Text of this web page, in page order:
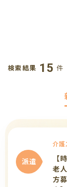
検索結果 15 件
派遣
介護
【
老
方